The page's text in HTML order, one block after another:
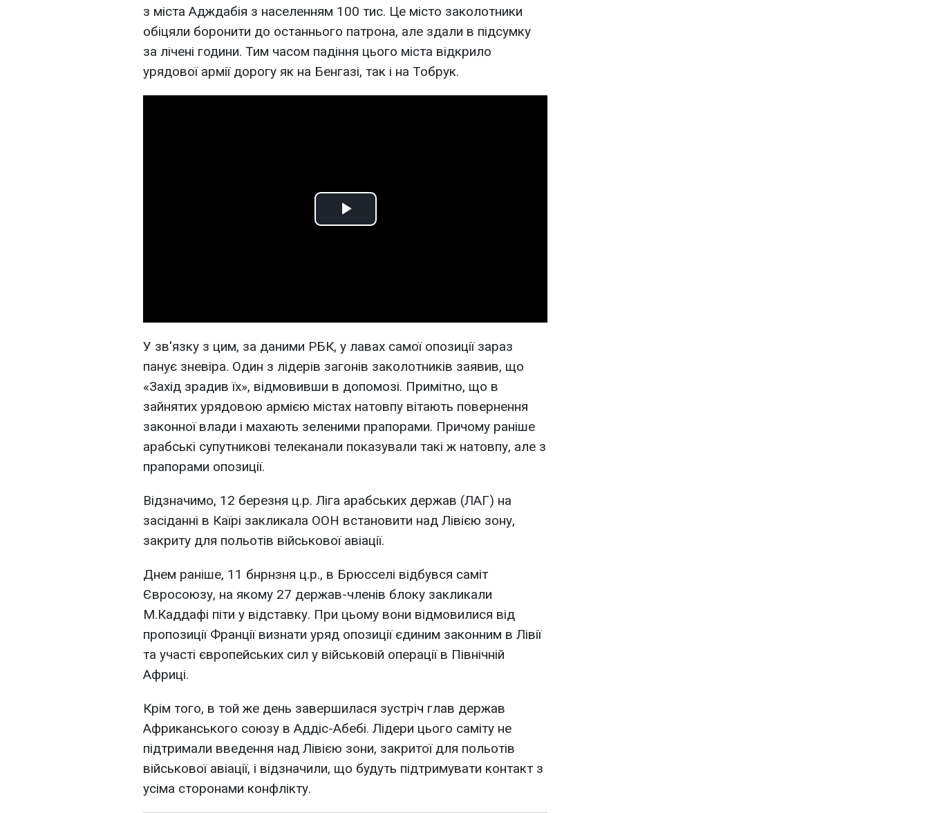
з міста Адждабія з населенням 100 тис. Це місто заколотники
обіцяли боронити до останнього патрона, але здали в підсумку
за лічені години. Тим часом падіння цього міста відкрило
урядової армії дорогу як на Бенгазі, так і на Тобрук.
Play
У зв'язку з цим, за даними РБК, у лавах самої опозиції зараз
панує зневіра. Один з лідерів загонів заколотників заявив, що
«Захід зрадив їх», відмовивши в допомозі. Примітно, що в
зайнятих урядовою армією містах натовпу вітають повернення
законної влади і махають зеленими прапорами. Причому раніше
арабські супутникові телеканали показували такі ж натовпу, але з
прапорами опозиції.
Відзначимо, 12 березня ц.р. Ліга арабських держав (ЛАГ) на
засіданні в Каїрі закликала ООН встановити над Лівією зону,
закриту для польотів військової авіації.
Днем раніше, 11 бнрнзня ц.р., в Брюсселі відбувся саміт
Євросоюзу, на якому 27 держав-членів блоку закликали
М.Каддафі піти у відставку. При цьому вони відмовилися від
пропозиції Франції визнати уряд опозиції єдиним законним в Лівії
та участі європейських сил у військовій операції в Північній
Африці.
Крім того, в той же день завершилася зустріч глав держав
Африканського союзу в Аддіс-Абебі. Лідери цього саміту не
підтримали введення над Лівією зони, закритої для польотів
військової авіації, і відзначили, що будуть підтримувати контакт з
усіма сторонами конфлікту.